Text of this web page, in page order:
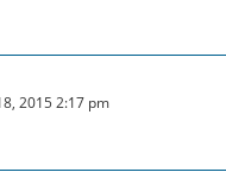
2015 2:17 pm